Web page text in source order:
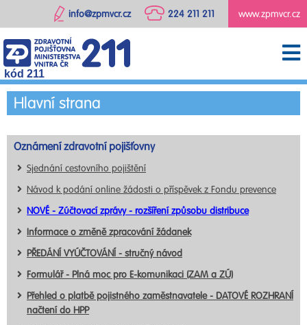
www.zpmvcr.cz
224 211 211
info@zpmvcr.cz
kód 211
Hlavní strana
Oznámení zdravotní pojišťovny
Sjednání cestovního pojištění
Návod k podání online žádosti o příspěvek z Fondu prevence
NOVÉ - Zúčtovací zprávy - rozšíření způsobu distribuce
Informace o změně zpracování žádanek
PŘEDÁNÍ VYÚČTOVÁNÍ - stručný návod
Formulář - Plná moc pro E-komunikaci (ZAM a ZÚ)
Přehled o platbě pojistného zaměstnavatele - DATOVÉ ROZHRANÍ
načtení do HPP